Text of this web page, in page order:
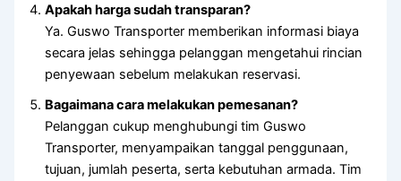
Apakah harga sudah transparan?
Ya. Guswo Transporter memberikan informasi biaya
secara jelas sehingga pelanggan mengetahui rincian
penyewaan sebelum melakukan reservasi.
Bagaimana cara melakukan pemesanan?
Pelanggan cukup menghubungi tim Guswo
Transporter, menyampaikan tanggal penggunaan,
tujuan, jumlah peserta, serta kebutuhan armada. Tim